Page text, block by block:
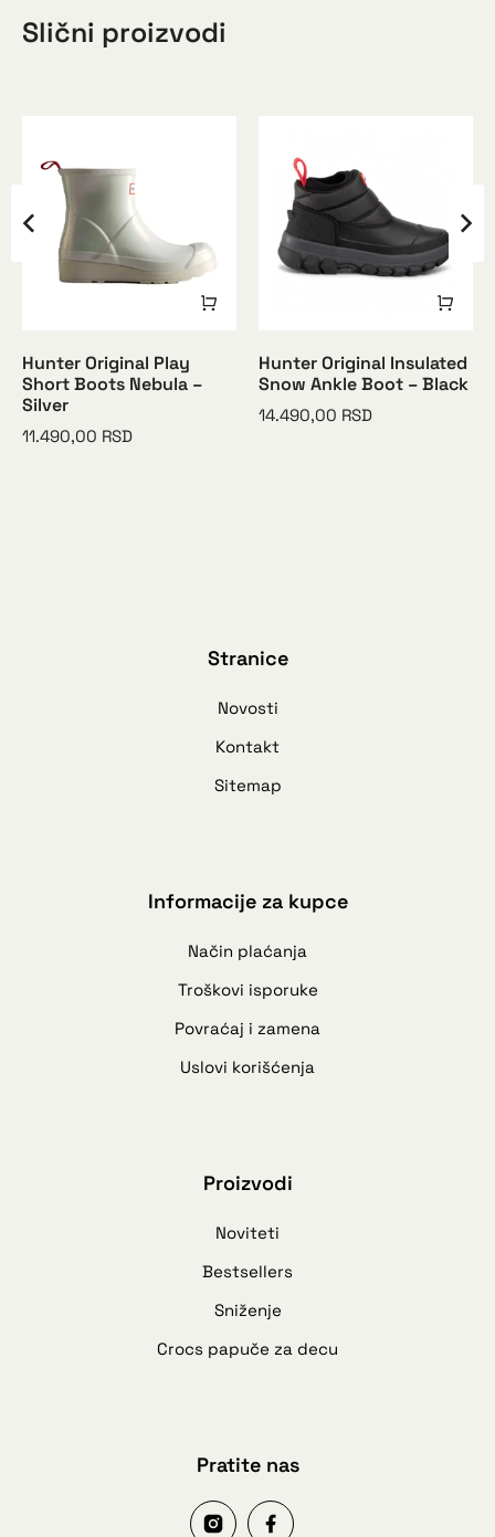
Slični proizvodi
Hunter Original Play
Short Boots Nebula –
Silver
11.490,00 RSD
Hunter Original Insulated
Snow Ankle Boot – Black
14.490,00 RSD
Stranice
Novosti
Kontakt
Sitemap
Informacije za kupce
Način plaćanja
Troškovi isporuke
Povraćaj i zamena
Uslovi korišćenja
Proizvodi
Noviteti
Bestsellers
Sniženje
Crocs papuče za decu
Pratite nas